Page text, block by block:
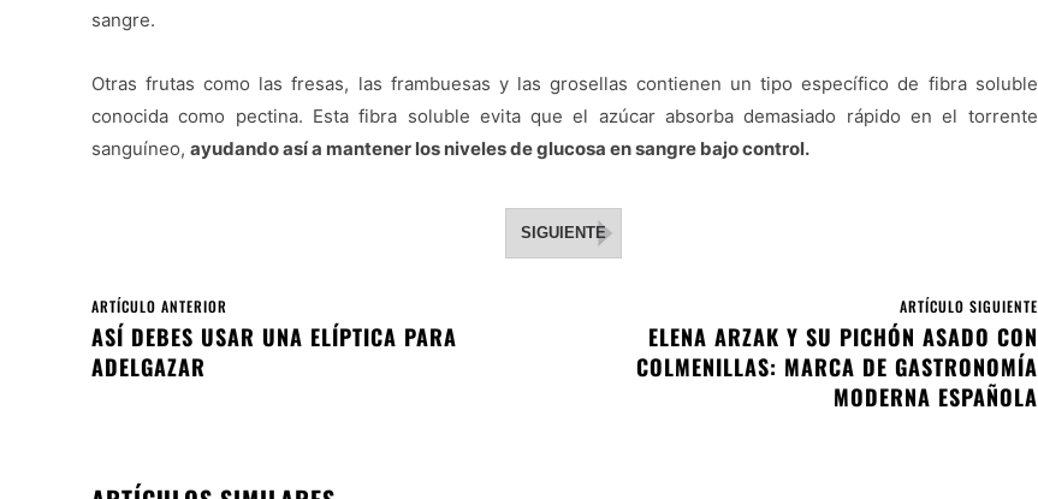
sangre.
Otras frutas como las fresas, las frambuesas y las grosellas contienen un tipo específico de fibra soluble
conocida como pectina. Esta fibra soluble evita que el azúcar absorba demasiado rápido en el torrente
sanguíneo, ayudando así a mantener los niveles de glucosa en sangre bajo control.
SIGUIENTE
ARTÍCULO ANTERIOR
ASÍ DEBES USAR UNA ELÍPTICA PARA
ADELGAZAR
ARTÍCULO SIGUIENTE
ELENA ARZAK Y SU PICHÓN ASADO CON
COLMENILLAS: MARCA DE GASTRONOMÍA
MODERNA ESPAÑOLA